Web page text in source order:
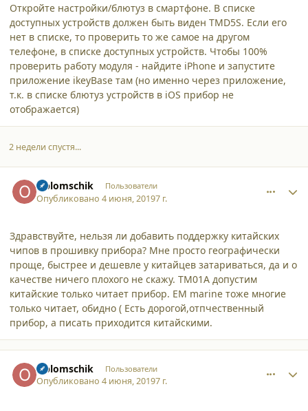
Откройте настройки/блютуз в смартфоне. В списке
доступных устройств должен быть виден TMD5S. Если его
нет в списке, то проверить то же самое на другом
телефоне, в списке доступных устройств. Чтобы 100%
проверить работу модуля - найдите iPhone и запустите
приложение ikeyBase там (но именно через приложение,
т.к. в списке блютуз устройств в iOS прибор не
отображается)
2 недели спустя...
Oblomschik Пользователи
Опубликовано4 июня, 20197 г.
Здравствуйте, нельзя ли добавить поддержку китайских
чипов в прошивку прибора? Мне просто географически
проще, быстрее и дешевле у китайцев затариваться, да и о
качестве ничего плохого не скажу. TM01A допустим
китайские только читает прибор. EM marine тоже многие
только читает, обидно ( Есть дорогой,отпчественный
прибор, а писать приходится китайскими.
Oblomschik Пользователи
Опубликовано4 июня, 20197 г.